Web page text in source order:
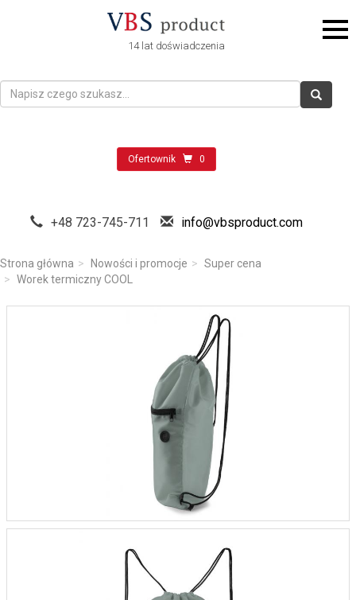
14 lat doświadczenia
Ofertownik 0
+48 723-745-711 info@vbsproduct.com
Strona główna Nowości i promocje
Super cena
Worek termiczny COOL